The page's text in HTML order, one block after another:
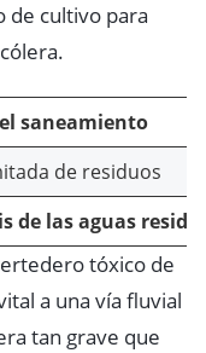
de cultivo para
saneamiento
de residuos
de las aguas
tóxico de
a una vía fluvial
tan grave que